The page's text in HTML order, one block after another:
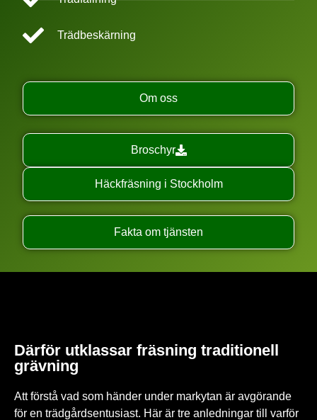
Trädbeskärning
Om oss
Broschyr
Häckfräsning i Stockholm
Fakta om tjänsten
Därför utklassar fräsning traditionell
grävning
Att förstå vad som händer under markytan är avgörande
för en trädgårdsentusiast. Här är tre anledningar till varför